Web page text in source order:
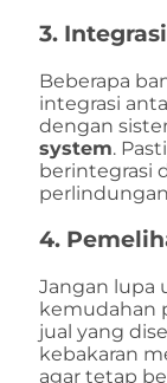
3.
Beberapa
integrasi
dengan
system.
berintegrasi
4.
Jangan
kemudahan
jual yang
kebakaran
agar tetap